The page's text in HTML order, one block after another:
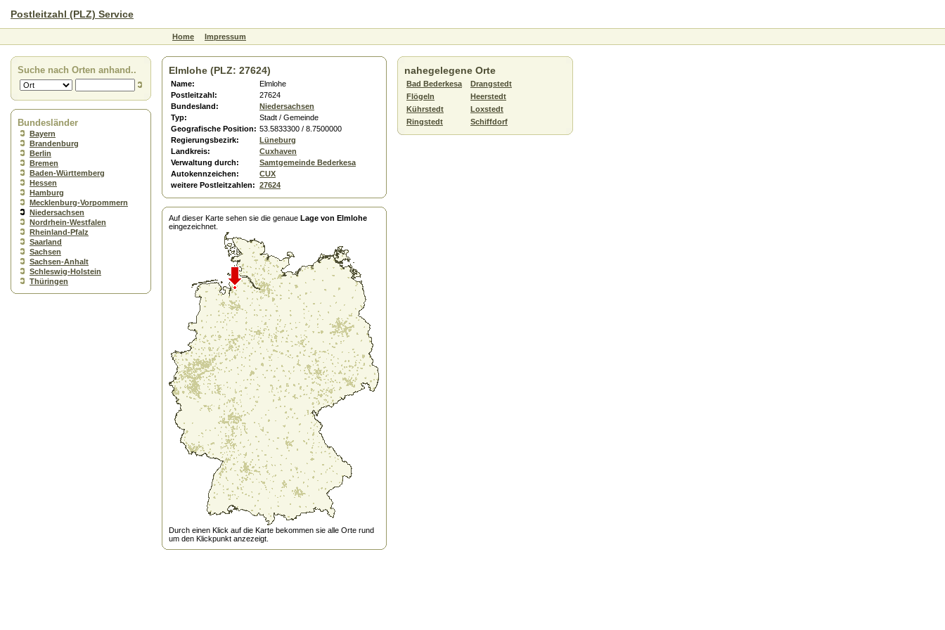
Postleitzahl (PLZ) Service
Home Impressum
Suche nach Orten anhand..
Bundesländer
Bayern
Brandenburg
Berlin
Bremen
Baden-Württemberg
Hessen
Hamburg
Mecklenburg-Vorpommern
Niedersachsen
Nordrhein-Westfalen
Rheinland-Pfalz
Saarland
Sachsen
Sachsen-Anhalt
Schleswig-Holstein
Thüringen
Elmlohe (PLZ: 27624)
Name:
Elmlohe
Postleitzahl:
27624
Bundesland:
Niedersachsen
Typ:
Stadt / Gemeinde
Geografische Position: 53.5833300 / 8.7500000
Regierungsbezirk:
Lüneburg
Landkreis:
Cuxhaven
Verwaltung durch:
Samtgemeinde Bederkesa
Autokennzeichen:
CUX
weitere Postleitzahlen: 27624
Auf dieser Karte sehen sie die genaue Lage von Elmlohe
eingezeichnet.
Durch einen Klick auf die Karte bekommen sie alle Orte rund
um den Klickpunkt anzezeigt.
nahegelegene Orte
Bad Bederkesa
Drangstedt
Flögeln
Heerstedt
Kührstedt
Loxstedt
Ringstedt
Schiffdorf